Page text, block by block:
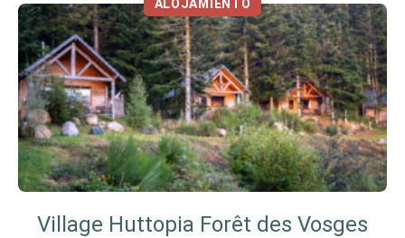
ALOJAMIENTO
Village Huttopia Forêt des Vosges